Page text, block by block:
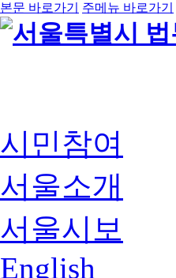
본문 바로가기 주메뉴 바로가기
시민참여
서울소개
서울시보
English